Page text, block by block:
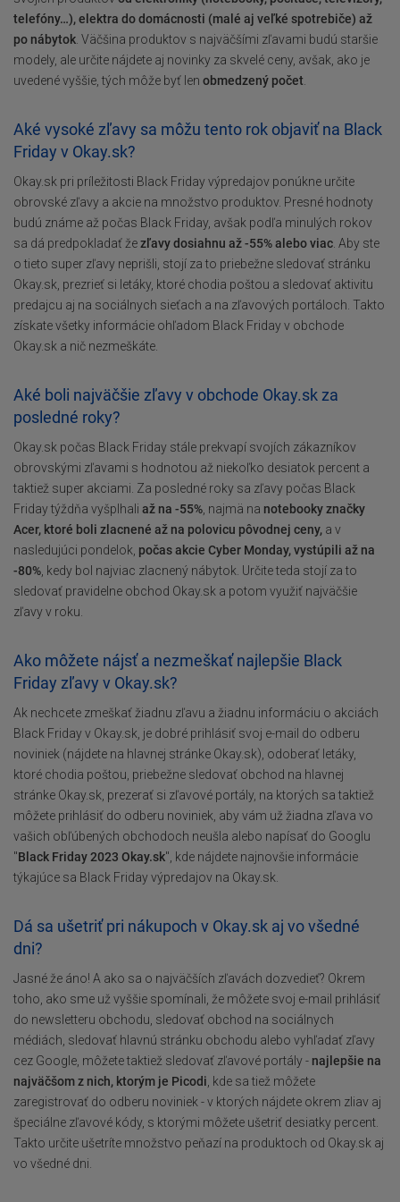
telefóny…), elektra do domácnosti (malé aj veľké spotrebiče) až
po nábytok . Väčšina produktov s najväčšími zľavami budú staršie
modely, ale určite nájdete aj novinky za skvelé ceny, avšak, ako je
uvedené vyššie, tých môže byť len obmedzený počet
Aké vysoké zľavy sa môžu tento rok objaviť na Black
Friday v Okay.sk?
Okay.sk pri príležitosti Black Friday výpredajov ponúkne určite
obrovské zľavy a akcie na množstvo produktov. Presné hodnoty
budú známe až počas Black Friday, avšak podľa minulých rokov
sa dá predpokladať žezľavy dosiahnu až -55% alebo viac . Aby ste
o tieto super zľavy neprišli, stojí za to priebežne sledovať stránku
Okay.sk, prezrieť si letáky, ktoré chodia poštou a sledovať aktivitu
predajcu aj na sociálnych sieťach a na zľavových portáloch. Takto
získate všetky informácie ohľadom Black Friday v obchode
Okay.sk a nič nezmeškáte.
Aké boli najväčšie zľavy v obchode Okay.sk za
posledné roky?
Okay.sk počas Black Friday stále prekvapí svojích zákazníkov
obrovskými zľavami s hodnotou až niekoľko desiatok percent a
taktiež super akciami. Za posledné roky sa zľavy počas Black
Friday týždňa vyšplhali až na -55% , najmä na notebooky značky
Acer, ktoré boli zlacnené až na polovicu pôvodnej ceny, a v
nasledujúci pondelok, počas akcie Cyber Monday, vystúpili až na
-80% , kedy bol najviac zlacnený nábytok. Určite teda stojí za to
sledovať pravidelne obchod Okay.sk a potom využiť najväčšie
zľavy v roku.
Ako môžete nájsť a nezmeškať najlepšie Black
Friday zľavy v Okay.sk?
Ak nechcete zmeškať žiadnu zľavu a žiadnu informáciu o akciách
Black Friday v Okay.sk, je dobré prihlásiť svoj e-mail do odberu
noviniek (nájdete na hlavnej stránke Okay.sk), odoberať letáky,
ktoré chodia poštou, priebežne sledovať obchod na hlavnej
stránke Okay.sk, prezerať si zľavové portály, na ktorých sa taktiež
môžete prihlásiť do odberu noviniek, aby vám už žiadna zľava vo
vašich obľúbených obchodoch neušla alebo napísať do Googlu
"Black Friday 2023 Okay.sk", kde nájdete najnovšie informácie
týkajúce sa Black Friday výpredajov na Okay.sk.
Dá sa ušetriť pri nákupoch v Okay.sk aj vo všedné
dni?
Jasné že áno! A ako sa o najväčších zľavách dozvedieť? Okrem
toho, ako sme už vyššie spomínali, že môžete svoj e-mail prihlásiť
do newsletteru obchodu, sledovať obchod na sociálnych
médiách, sledovať hlavnú stránku obchodu alebo vyhľadať zľavy
cez Google, môžete taktiež sledovať zľavové portály - najlepšie na
najväčšom z nich, ktorým je Picodi , kde sa tiež môžete
zaregistrovať do odberu noviniek - v ktorých nájdete okrem zliav aj
špeciálne zľavové kódy, s ktorými môžete ušetriť desiatky percent.
Takto určite ušetríte množstvo peňazí na produktoch od Okay.sk aj
vo všedné dni.